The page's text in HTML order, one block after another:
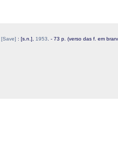
[Save] : [s.n.], 1953 . - 73 p. (verso das f. em